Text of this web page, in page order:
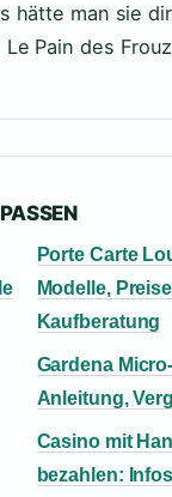
hätte man sie
Pain des
Porte Carte
Modelle,
Kaufberatung
Gardena
Anleitung,
Casino mit
bezahlen: